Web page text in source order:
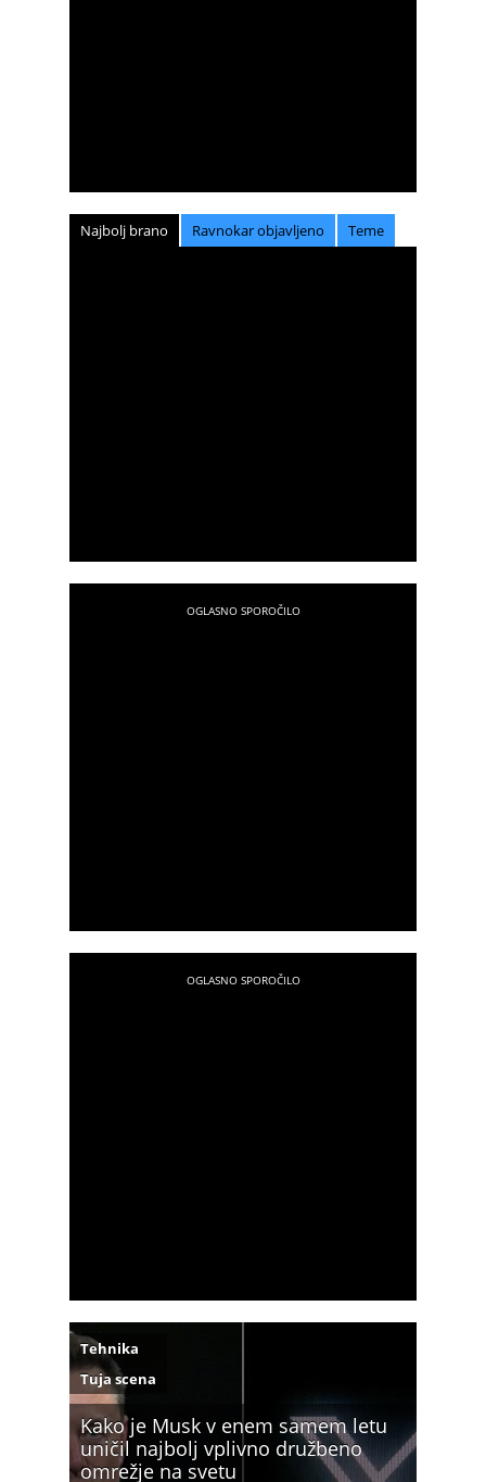
Najbolj brano Ravnokar objavljeno Teme
Kako je Musk v enem samem letu
uničil najbolj vplivno družbeno
omrežje na svetu
Tehnika
Tuja scena